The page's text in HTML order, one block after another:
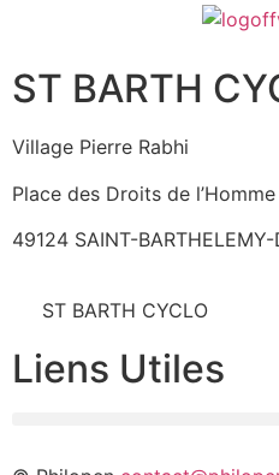
ST BARTH
Village Pierre Rabhi
Place des Droits de
49124 SAINT-BARTHELEMY-
ST BARTH CYCLO
Liens Utiles